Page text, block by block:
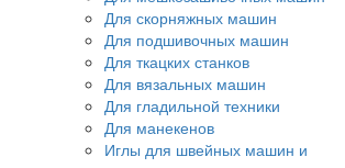
Для скорняжных машин
Для подшивочных машин
Для ткацких станков
Для вязальных машин
Для гладильной техники
Для манекенов
Иглы для швейных машин и